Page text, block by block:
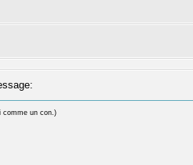
comme un con.)